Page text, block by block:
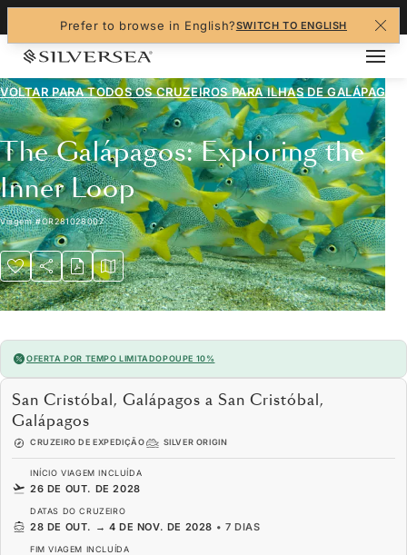
Prefer to browse in English?SWITCH TO ENGLISH
VOLTAR PARA TODOS OS CRUZEIROS PARAILHAS DE GALÁPAGOS
The Galápagos: Exploring the
Inner Loop
Viagem#OR281028007
OFERTA POR TEMPO LIMITADOPOUPE 10%
San Cristóbal, Galápagos a San Cristóbal,
Galápagos
CRUZEIRO DE EXPEDIÇÃO SILVER ORIGIN
INÍCIO VIAGEM INCLUÍDA
26 DE OUT. DE 2028
DATAS DO CRUZEIRO
28 DE OUT. → 4 DE NOV. DE 2028 • 7 DIAS
FIM VIAGEM INCLUÍDA